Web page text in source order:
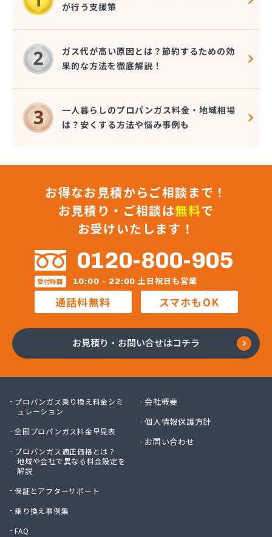
が行う支援策
ガス代が高い原因とは？節約するための効
果的な方法を徹底解説！
一人暮らしのプロパンガス料金・地域相場
は？安くする方法や悩み事例も
お得なお見積からご相談まで！
お見積り・ご相談は無料で
お受けいたします！
0120-800-905
受付時間 10:00 - 22:00 土日祝日も営業
通話料無料 スマホもOK
お見積り・お問い合せはコチラ
プロパンガス乗り換え料金シミ
ュレーション
全国プロパンガス料金早見表
プロパンガス適正価格とは？
地域や会社で異なる料金設定を
解説
保証とアフターサポート
乗り換え事例集
FAQ
会社概要
個人情報保護方針
お問い合わせ